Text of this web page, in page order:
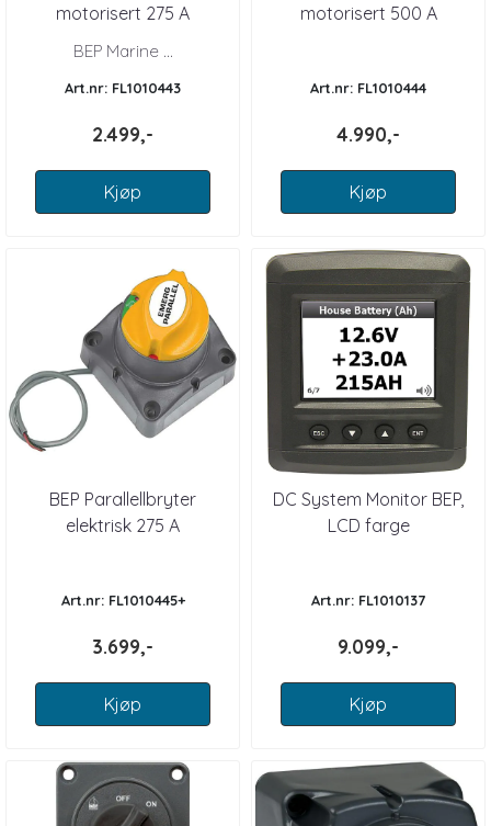
motorisert 275 A
BEP Marine ...
Art.nr: FL1010443
2.499,-
Kjøp
motorisert 500 A
Art.nr: FL1010444
4.990,-
Kjøp
BEP Parallellbryter
elektrisk 275 A
Art.nr: FL1010445+
3.699,-
Kjøp
DC System Monitor BEP,
LCD farge
Art.nr: FL1010137
9.099,-
Kjøp